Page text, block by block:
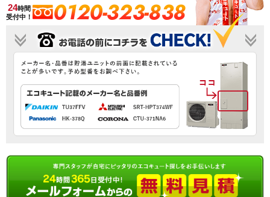
24時間
受付中！
0120-323-838